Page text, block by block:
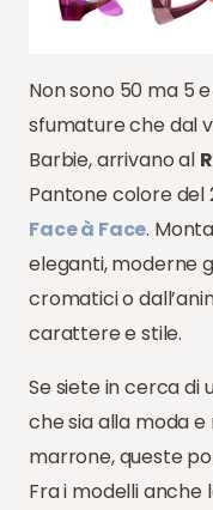
Non sono 50 ma 5
sfumature che dal
Barbie, arrivano al
Pantone colore del
Face à Face.
eleganti, moderne
cromatici o
carattere e stile.
Se siete in cerca di
che sia alla moda
marrone, queste
Fra i modelli